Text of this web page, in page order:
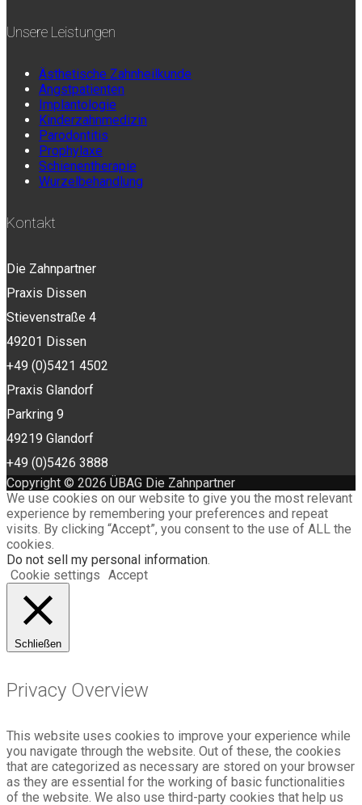
Unsere Leistungen
Ästhetische Zahnheilkunde
Angstpatienten
Implantologie
Kinderzahnmedizin
Parodontitis
Prophylaxe
Schienentherapie
Wurzelbehandlung
Kontakt
Die Zahnpartner
Praxis Dissen
Stievenstraße 4
49201 Dissen
+49 (0)5421 4502
Praxis Glandorf
Parkring 9
49219 Glandorf
+49 (0)5426 3888
Copyright © 2026 ÜBAG Die Zahnpartner
We use cookies on our website to give you the most relevant
experience by remembering your preferences and repeat
visits. By clicking “Accept”, you consent to the use of ALL the
cookies.
Do not sell my personal information.
Cookie settings Accept
Schließen
Privacy Overview
This website uses cookies to improve your experience while
you navigate through the website. Out of these, the cookies
that are categorized as necessary are stored on your browser
as they are essential for the working of basic functionalities
of the website. We also use third-party cookies that help us